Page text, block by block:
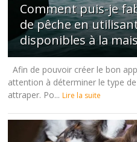
Comment puis-je
de pêche en
disponibles à la
Afin de pouvoir créer le bon
attention à déterminer le type
attraper. Po... Lire la suite